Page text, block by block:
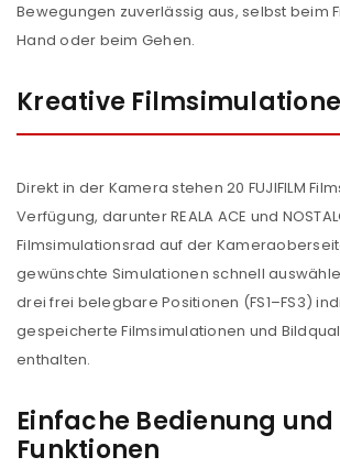
Bewegungen zuverlässig aus, selbst beim
Hand oder beim Gehen.
Kreative
Direkt in der Kamera stehen 20 FUJIFILM
Verfügung, darunter REALA ACE und
Filmsimulationsrad auf der
gewünschte Simulationen schnell
drei frei belegbare Positionen (FS1–FS3)
gespeicherte Filmsimulationen und
enthalten.
Einfache Bedienung
Funktionen